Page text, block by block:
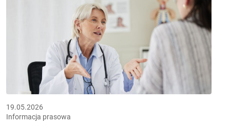
19.05.2026
Informacja prasowa